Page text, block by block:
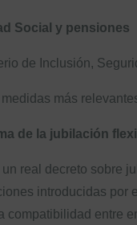
Social y pensiones
de Inclusión,
medidas más
de la jubilación
un real decreto sobre
introducidas por
compatibilidad entre